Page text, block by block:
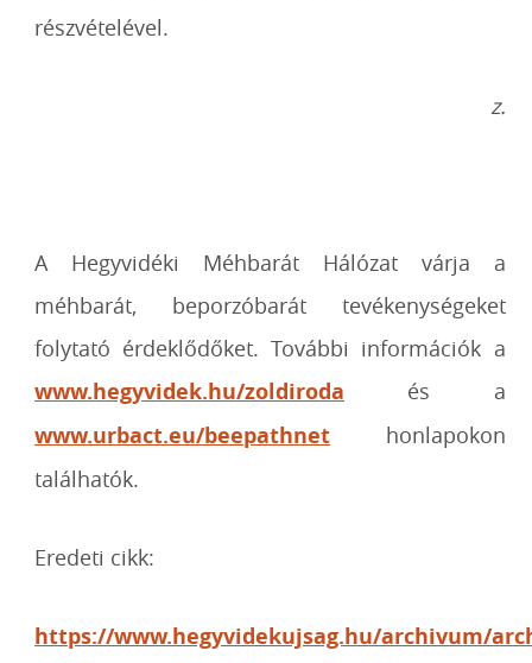
részvételével.
z.
A Hegyvidéki Méhbarát Hálózat várja a
méhbarát, beporzóbarát tevékenységeket
folytató érdeklődőket. További információk a
www.hegyvidek.hu/zoldiroda és a
www.urbact.eu/beepathnet
honlapokon
találhatók.
Eredeti cikk:
https://www.hegyvidekujsag.hu/archivum/